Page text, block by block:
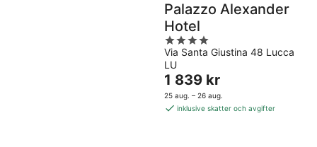
Palazzo Alexander
Hotel
4
out
of
5
Via Santa Giustina 48 Lucca
LU
Priset
är
1 839 kr
1 839 kr
25 aug. – 26 aug.
inklusive skatter och avgifter